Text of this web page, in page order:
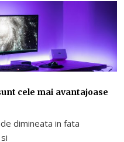
cele mai avantajoase
dimineata in fata